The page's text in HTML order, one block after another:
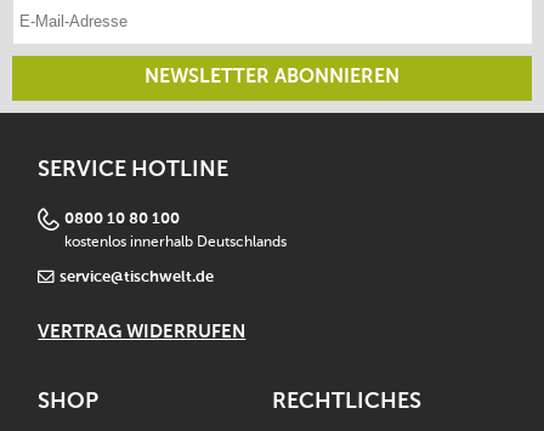
NEWSLETTER ABONNIEREN
SERVICE HOTLINE
0800 10 80 100
kostenlos innerhalb Deutschlands
service@tischwelt.de
VERTRAG WIDERRUFEN
SHOP RECHTLICHES